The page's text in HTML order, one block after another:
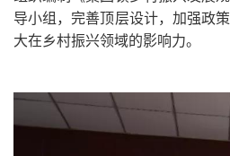
导小组，完善顶层设计，加强政
大在乡村振兴领域的影响力。